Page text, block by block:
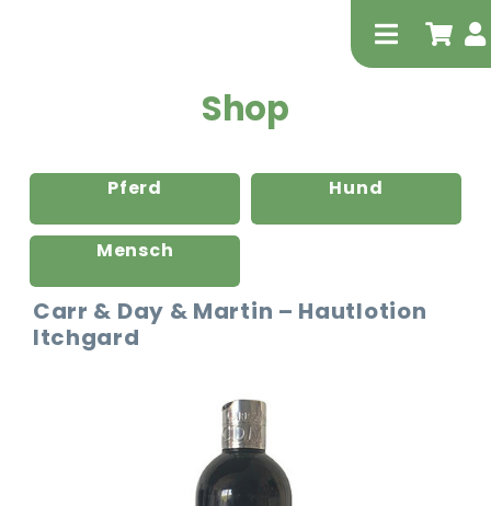
Toggle
Shop
Pferd Hund
Mensch
Carr & Day & Martin – Hautlotion
Itchgard